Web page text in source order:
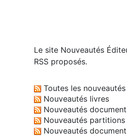
Le site Nouveautés
RSS proposés.
Toutes les nouveautés
Nouveautés livres
Nouveautés
Nouveautés partitions
Nouveautés